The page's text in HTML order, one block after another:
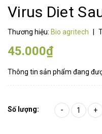
Virus Diet
Thương hiệu: Bio agritech
45.000₫
Thông tin sản phẩm đang
Số lượng: - +